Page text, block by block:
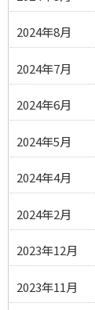
2024年8月
2024年7月
2024年6月
2024年5月
2024年4月
2024年2月
2023年12月
2023年11月